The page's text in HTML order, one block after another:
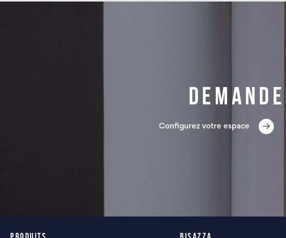
Configurez votre espace